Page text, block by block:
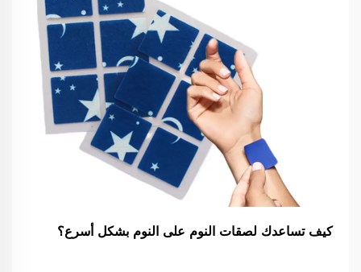
كيف تساعدك لصقات النوم على النوم بشكل أسرع؟